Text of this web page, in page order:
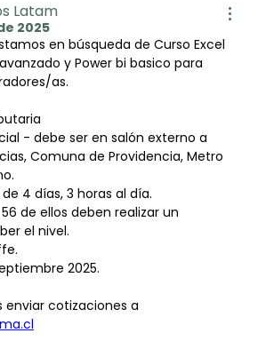
Latam
2025
en búsqueda de Curso Excel
y Power bi basico para
as.
- debe ser en salón externo a
Comuna de Providencia, Metro
4 días, 3 horas al día.
56 de ellos deben realizar un
el nivel.
2025.